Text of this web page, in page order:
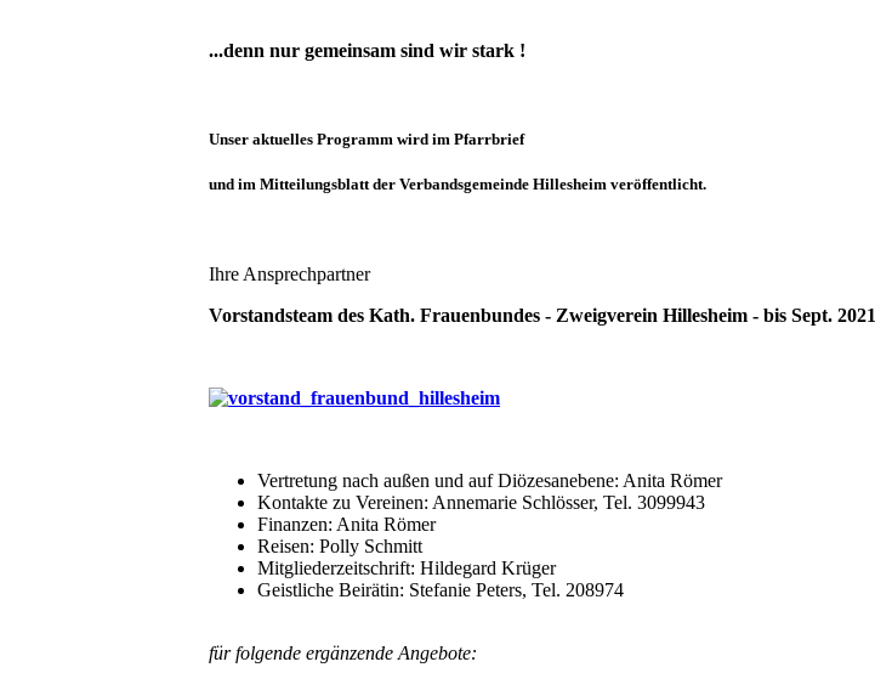
...denn nur gemeinsam sind wir stark !
Unser aktuelles Programm wird im Pfarrbrief
und im Mitteilungsblatt der Verbandsgemeinde Hillesheim veröffentlicht.
Ihre Ansprechpartner
Vorstandsteam des Kath. Frauenbundes - Zweigverein Hillesheim - bis Sept. 2021
Vertretung nach außen und auf Diözesanebene: Anita Römer
Kontakte zu Vereinen: Annemarie Schlösser, Tel. 3099943
Finanzen: Anita Römer
Reisen: Polly Schmitt
Mitgliederzeitschrift: Hildegard Krüger
Geistliche Beirätin: Stefanie Peters, Tel. 208974
für folgende ergänzende Angebote: